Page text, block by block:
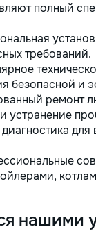
полный
требований.
безопасной и
ремонт
устранение
нашими